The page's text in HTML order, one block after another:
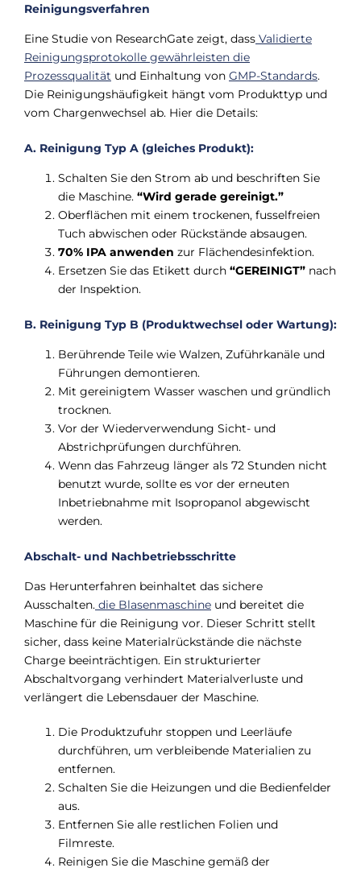
Reinigungsverfahren
Eine Studie von ResearchGate zeigt, dass Validierte
Reinigungsprotokolle gewährleisten die
Prozessqualität und Einhaltung von GMP-Standards.
Die Reinigungshäufigkeit hängt vom Produkttyp und
vom Chargenwechsel ab. Hier die Details:
A. Reinigung Typ A (gleiches Produkt):
Schalten Sie den Strom ab und beschriften Sie
die Maschine. “Wird gerade gereinigt.”
Oberflächen mit einem trockenen, fusselfreien
Tuch abwischen oder Rückstände absaugen.
70% IPA anwenden zur Flächendesinfektion.
Ersetzen Sie das Etikett durch “GEREINIGT” nach
der Inspektion.
B. Reinigung Typ B (Produktwechsel oder Wartung):
Berührende Teile wie Walzen, Zuführkanäle und
Führungen demontieren.
Mit gereinigtem Wasser waschen und gründlich
trocknen.
Vor der Wiederverwendung Sicht- und
Abstrichprüfungen durchführen.
Wenn das Fahrzeug länger als 72 Stunden nicht
benutzt wurde, sollte es vor der erneuten
Inbetriebnahme mit Isopropanol abgewischt
werden.
Abschalt- und Nachbetriebsschritte
Das Herunterfahren beinhaltet das sichere
Ausschalten. die Blasenmaschine und bereitet die
Maschine für die Reinigung vor. Dieser Schritt stellt
sicher, dass keine Materialrückstände die nächste
Charge beeinträchtigen. Ein strukturierter
Abschaltvorgang verhindert Materialverluste und
verlängert die Lebensdauer der Maschine.
Die Produktzufuhr stoppen und Leerläufe
durchführen, um verbleibende Materialien zu
entfernen.
Schalten Sie die Heizungen und die Bedienfelder
aus.
Entfernen Sie alle restlichen Folien und
Filmreste.
Reinigen Sie die Maschine gemäß der